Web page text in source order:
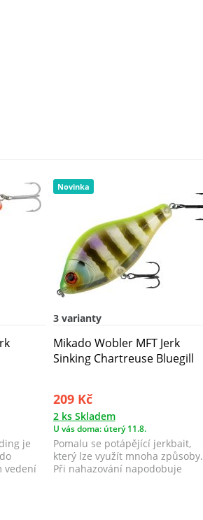
je
vedení
Novinka
3 varianty
Mikado Wobler MFT Jerk
Sinking Chartreuse Bluegill
209 Kč
2 ks Skladem
U vás doma: úterý 11.8.
Pomalu se potápějící jerkbait,
který lze využít mnoha způsoby.
Při nahazování napodobuje